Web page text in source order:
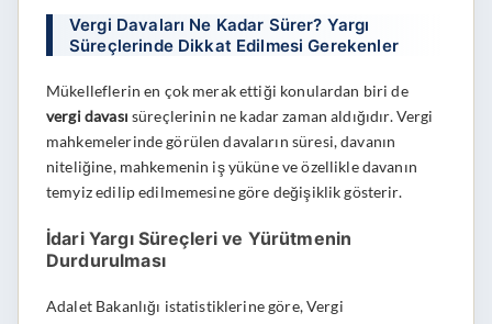
Vergi Davaları Ne Kadar Sürer? Yargı
Süreçlerinde Dikkat Edilmesi Gerekenler
Mükelleflerin en çok merak ettiği konulardan biri de
vergi davası süreçlerinin ne kadar zaman aldığıdır. Vergi
mahkemelerinde görülen davaların süresi, davanın
niteliğine, mahkemenin iş yüküne ve özellikle davanın
temyiz edilip edilmemesine göre değişiklik gösterir.
İdari Yargı Süreçleri ve Yürütmenin
Durdurulması
Adalet Bakanlığı istatistiklerine göre, Vergi